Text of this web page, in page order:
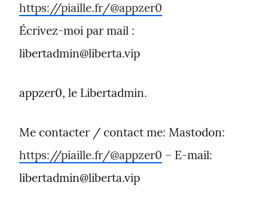
https://piaille.fr/@appzer0
Écrivez-moi par mail :
libertadmin@liberta.vip
appzer0, le Libertadmin.
https://piaille.fr/@appzer0 – E-mail:
libertadmin@liberta.vip